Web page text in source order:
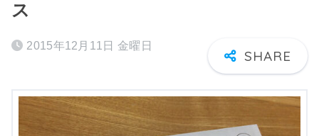
ス
2015年12月11日 金曜日